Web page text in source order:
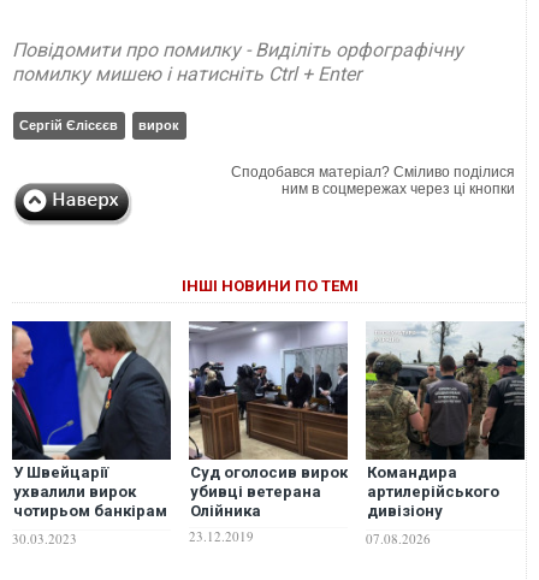
Повідомити про помилку - Виділіть орфографічну
помилку мишею і натисніть Ctrl + Enter
Сергій Єлісєєв вирок
Сподобався матеріал? Сміливо поділися
ним в соцмережах через ці кнопки
ІНШІ НОВИНИ ПО ТЕМІ
У Швейцарії
ухвалили вирок
чотирьом банкірам
Путіна"
30.03.2023
Суд оголосив вирок
убивці ветерана
Олійника
23.12.2019
Командира
артилерійського
дивізіону
продажу понад 100
07.08.2026